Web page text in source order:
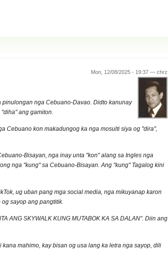
Mon, 12/08/2025 - 19:37 — chrz
nga Cebuano-Davao. Didto kanunay
ang gamiton.
Cebuano kon makadungog ka nga mosulti siya og "dira",
Bisayan, nga inay unta "kon" alang sa Ingles nga
nga "kung" sa Cebuano-Bisayan. Ang "kung" Tagalog kini
ug uban pang mga social media, nga mikuyanap karon
sayop ang pangtitik.
ANG SKYWALK KUNG MUTABOK KA SA DALAN". Diin ang
mahimo, kay bisan og usa lang ka letra nga sayop, dili